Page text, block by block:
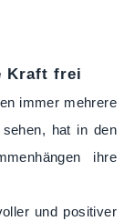
Kraft frei
immer mehrere
hat in den
ihre
und positiver